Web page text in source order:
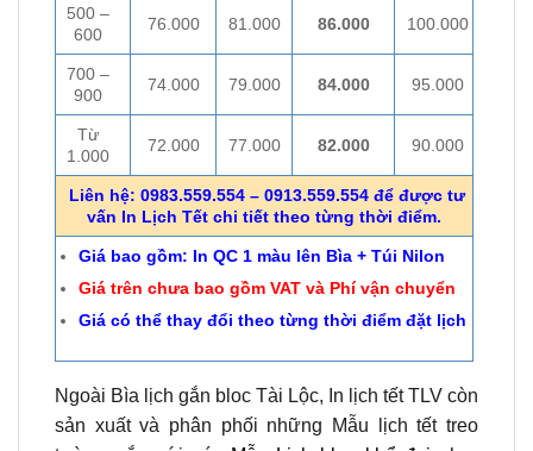
500 –
600
76.000 81.000 86.000 100.000
700 –
900
74.000 79.000 84.000 95.000
Từ
1.000
72.000 77.000 82.000 90.000
Liên hệ: 0983.559.554 – 0913.559.554 để được tư
vấn In Lịch Tết chi tiết theo từng thời điểm.
Giá bao gồm: In QC 1 màu lên Bìa + Túi Nilon
Giá trên chưa bao gồm VAT và Phí vận chuyển
Giá có thể thay đổi theo từng thời điểm đặt lịch
Ngoài Bìa lịch gắn bloc Tài Lộc, In lịch tết TLV còn
sản xuất và phân phối những Mẫu lịch tết treo